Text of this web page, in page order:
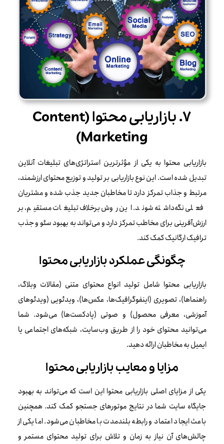
۷. بازاریابی محتوا (Content
Marketing)
بازاریابی محتوا به یکی از مؤثرترین استراتژی‌های تبلیغات آنلاین
تبدیل شده است. این نوع بازاریابی بر تولید و توزیع محتوای ارزشمند،
مرتبط و جذاب تمرکز دارد تا مخاطبان جدید جذب شده و مشتریان
فعلی نگه‌داشته شوند. این روش برخلاف تبلیغات مستقیم، بر
ارزش‌آفرینی برای مخاطب تمرکز دارد و می‌تواند به بهبود سئو و جذب
ترافیک ارگانیک کمک کند.
چگونگی عملکرد بازاریابی محتوا
بازاریابی محتوا شامل تولید انواع محتوای متنی (مقالات وبلاگ،
راهنماها)، تصویری (اینفوگرافیک‌ها، عکس‌ها)، ویدئویی (ویدئوهای
آموزشی، معرفی محصول) و صوتی (پادکست‌ها) می‌شود. شما
می‌توانید محتوای خود را از طریق وب‌سایت، شبکه‌های اجتماعی یا
ایمیل به مخاطبان ارائه دهید.
مزایا و معایب بازاریابی محتوا
یکی از مزایای اصلی بازاریابی محتوا این است که می‌تواند به بهبود
جایگاه سایت شما در نتایج موتورهای جستجو کمک کند. همچنین
باعث ایجاد اعتماد و رابطه بلندمدت با مخاطبان می‌شود. اما یکی از
چالش‌های آن نیاز به زمان و تلاش برای تولید محتوای مستمر و